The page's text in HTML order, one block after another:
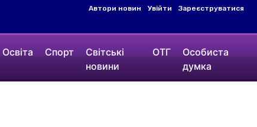
Автори новин Увійти Зареєструватися
Освіта Спорт
Світські
новини
ОТГ
Особиста
думка